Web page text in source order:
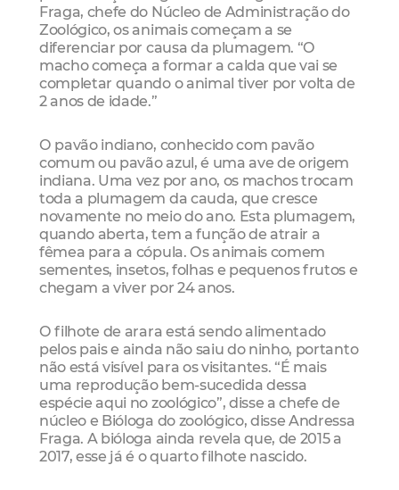
Fraga, chefe do Núcleo de Administração do
Zoológico, os animais começam a se
diferenciar por causa da plumagem. “O
macho começa a formar a calda que vai se
completar quando o animal tiver por volta de
2 anos de idade.”
O pavão indiano, conhecido com pavão
comum ou pavão azul, é uma ave de origem
indiana. Uma vez por ano, os machos trocam
toda a plumagem da cauda, que cresce
novamente no meio do ano. Esta plumagem,
quando aberta, tem a função de atrair a
fêmea para a cópula. Os animais comem
sementes, insetos, folhas e pequenos frutos e
chegam a viver por 24 anos.
O filhote de arara está sendo alimentado
pelos pais e ainda não saiu do ninho, portanto
não está visível para os visitantes. “É mais
uma reprodução bem-sucedida dessa
espécie aqui no zoológico”, disse a chefe de
núcleo e Bióloga do zoológico, disse Andressa
Fraga. A bióloga ainda revela que, de 2015 a
2017, esse já é o quarto filhote nascido.